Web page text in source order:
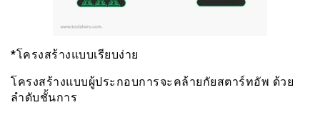
*โครงสร้างแบบเรียบง่าย
โครงสร้างแบบผู้ประกอบการจะคล้ายกัยสตาร์ทอัพ ด้วย
ลำดับชั้นการ